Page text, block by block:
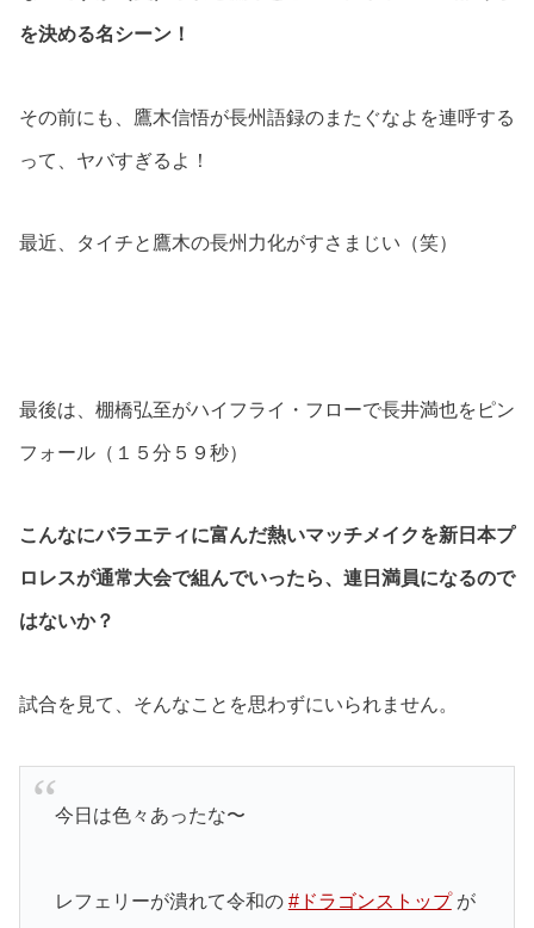
を決める名シーン！
その前にも、鷹木信悟が長州語録のまたぐなよを連呼する
って、ヤバすぎるよ！
最近、タイチと鷹木の長州力化がすさまじい（笑）
最後は、棚橋弘至がハイフライ・フローで長井満也をピン
フォール（１５分５９秒）
こんなにバラエティに富んだ熱いマッチメイクを新日本プ
ロレスが通常大会で組んでいったら、連日満員になるので
はないか？
試合を見て、そんなことを思わずにいられません。
今日は色々あったな〜
レフェリーが潰れて令和の #ドラゴンストップが